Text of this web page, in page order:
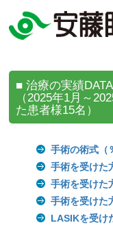
■ 治療の実績DATA
（2025年1月～
た患者様15名）
手術の術式（
手術を受けた
手術を受けた
手術を受けた
LASIKを受け